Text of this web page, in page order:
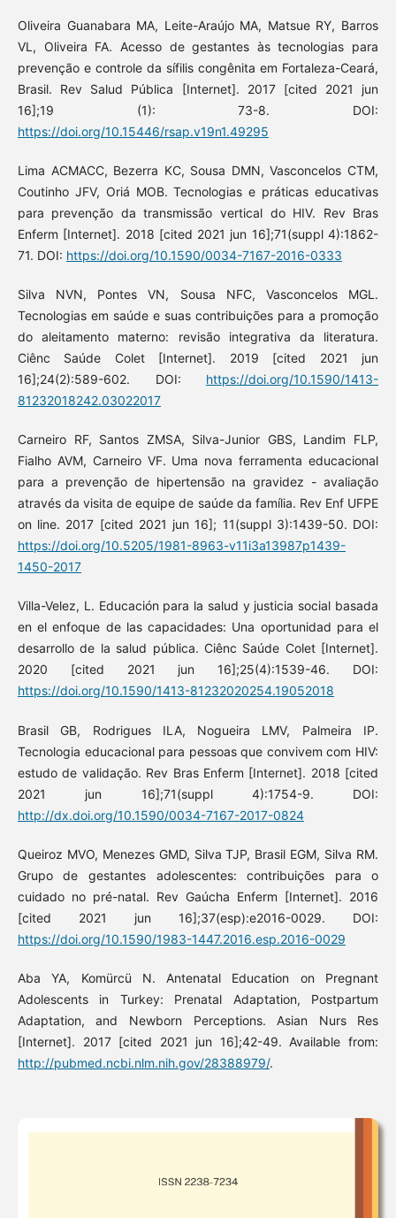
Oliveira Guanabara MA, Leite-Araújo MA, Matsue RY, Barros
VL, Oliveira FA. Acesso de gestantes às tecnologias para
prevenção e controle da sífilis congênita em Fortaleza-Ceará,
Brasil. Rev Salud Pública [Internet]. 2017 [cited 2021 jun
16];19 (1): 73-8. DOI:
https://doi.org/10.15446/rsap.v19n1.49295
Lima ACMACC, Bezerra KC, Sousa DMN, Vasconcelos CTM,
Coutinho JFV, Oriá MOB. Tecnologias e práticas educativas
para prevenção da transmissão vertical do HIV. Rev Bras
Enferm [Internet]. 2018 [cited 2021 jun 16];71(suppl 4):1862-
71. DOI: https://doi.org/10.1590/0034-7167-2016-0333
Silva NVN, Pontes VN, Sousa NFC, Vasconcelos MGL.
Tecnologias em saúde e suas contribuições para a promoção
do aleitamento materno: revisão integrativa da literatura.
Ciênc Saúde Colet [Internet]. 2019 [cited 2021 jun
16];24(2):589-602. DOI: https://doi.org/10.1590/1413-
81232018242.03022017
Carneiro RF, Santos ZMSA, Silva-Junior GBS, Landim FLP,
Fialho AVM, Carneiro VF. Uma nova ferramenta educacional
para a prevenção de hipertensão na gravidez - avaliação
através da visita de equipe de saúde da família. Rev Enf UFPE
on line. 2017 [cited 2021 jun 16]; 11(suppl 3):1439-50. DOI:
https://doi.org/10.5205/1981-8963-v11i3a13987p1439-
1450-2017
Villa-Velez, L. Educación para la salud y justicia social basada
en el enfoque de las capacidades: Una oportunidad para el
desarrollo de la salud pública. Ciênc Saúde Colet [Internet].
2020 [cited 2021 jun 16];25(4):1539-46. DOI:
https://doi.org/10.1590/1413-81232020254.19052018
Brasil GB, Rodrigues ILA, Nogueira LMV, Palmeira IP.
Tecnologia educacional para pessoas que convivem com HIV:
estudo de validação. Rev Bras Enferm [Internet]. 2018 [cited
2021 jun 16];71(suppl 4):1754-9. DOI:
http://dx.doi.org/10.1590/0034-7167-2017-0824
Queiroz MVO, Menezes GMD, Silva TJP, Brasil EGM, Silva RM.
Grupo de gestantes adolescentes: contribuições para o
cuidado no pré-natal. Rev Gaúcha Enferm [Internet]. 2016
[cited 2021 jun 16];37(esp):e2016-0029. DOI:
https://doi.org/10.1590/1983-1447.2016.esp.2016-0029
Aba YA, Komürcü N. Antenatal Education on Pregnant
Adolescents in Turkey: Prenatal Adaptation, Postpartum
Adaptation, and Newborn Perceptions. Asian Nurs Res
[Internet]. 2017 [cited 2021 jun 16];42-49. Available from:
http://pubmed.ncbi.nlm.nih.gov/28388979/.